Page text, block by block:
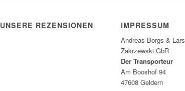
UNSERE REZENSIONEN IMPRESSUM
Andreas Borgs & Lars
Zakrzewski GbR
Der Transporteur
Am Booshof 94
47608 Geldern